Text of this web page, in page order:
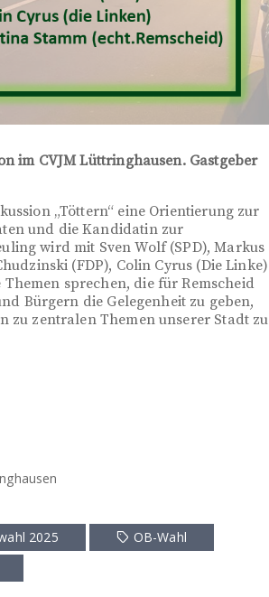
im CVJM Lüttringhausen. Gastgeber
„Töttern“ eine Orientierung zur
und die Kandidatin zur
wird mit Sven Wolf (SPD), Markus
(FDP), Colin Cyrus (Die Linke)
sprechen, die für Remscheid
Bürgern die Gelegenheit zu geben,
zu zentralen Themen unserer Stadt zu
2025
OB-Wahl